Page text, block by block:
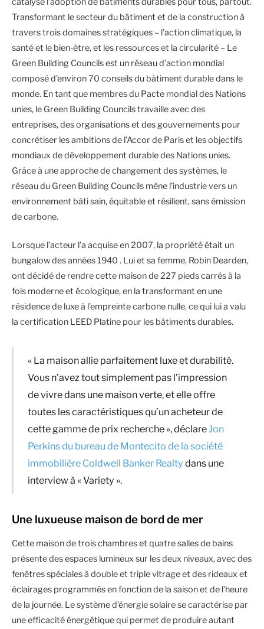
Transformant le secteur du bâtiment et de la construction à
travers trois domaines stratégiques – l’action climatique, la
santé et le bien-être, et les ressources et la circularité – Le
Green Building Councils est un réseau d’action mondial
composé d’environ 70 conseils du bâtiment durable dans le
monde. En tant que membres du Pacte mondial des Nations
unies, le Green Building Councils travaille avec des
entreprises, des organisations et des gouvernements pour
concrétiser les ambitions de l’Accor de Paris et les objectifs
mondiaux de développement durable des Nations unies.
Grâce à une approche de changement des systèmes, le
réseau du Green Building Councils mène l’industrie vers un
environnement bâti sain, équitable et résilient, sans émission
de carbone.
Lorsque l’acteur l’a acquise en 2007, la propriété était un
bungalow des années 1940 . Lui et sa femme, Robin Dearden,
ont décidé de rendre cette maison de 227 pieds carrés à la
fois moderne et écologique, en la transformant en une
résidence de luxe à l’empreinte carbone nulle, ce qui lui a valu
la certification LEED Platine pour les bâtiments durables.
« La maison allie parfaitement luxe et durabilité.
Vous n’avez tout simplement pas l’impression
de vivre dans une maison verte, et elle offre
toutes les caractéristiques qu’un acheteur de
cette gamme de prix recherche », déclare Jon
Perkins du bureau de Montecito de la société
immobilière Coldwell Banker Realty dans une
interview à « Variety ».
Une luxueuse maison de bord de mer
Cette maison de trois chambres et quatre salles de bains
présente des espaces lumineux sur les deux niveaux, avec des
fenêtres spéciales à double et triple vitrage et des rideaux et
éclairages programmés en fonction de la saison et de l’heure
de la journée. Le système d’énergie solaire se caractérise par
une efficacité énergétique qui permet de produire autant